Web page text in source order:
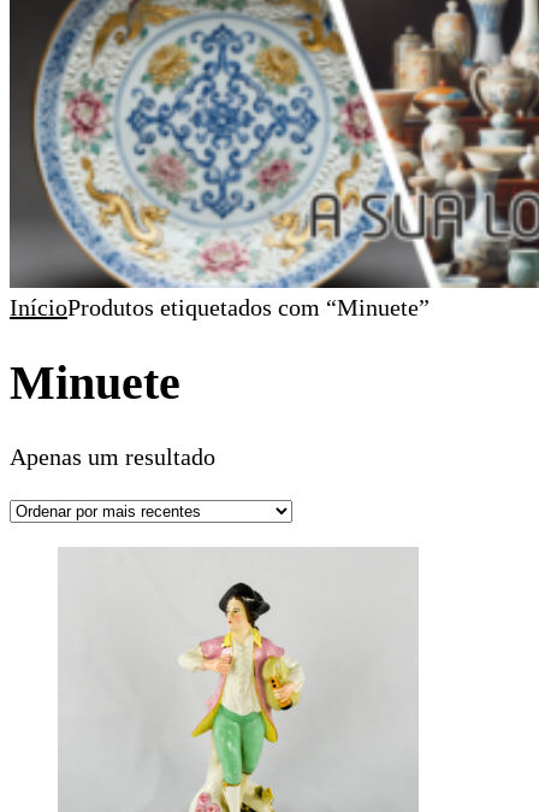
InícioProdutos etiquetados com “Minuete”
Minuete
Apenas um resultado